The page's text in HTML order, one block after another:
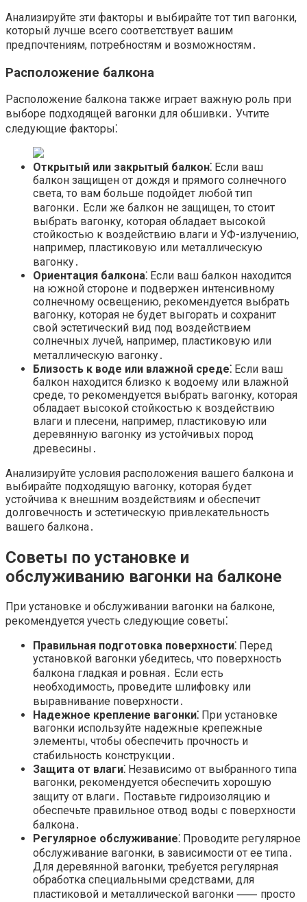
Анализируйте эти факторы и выбирайте тот тип вагонки,
который лучше всего соответствует вашим
предпочтениям, потребностям и возможностям․
Расположение балкона
Расположение балкона также играет важную роль при
выборе подходящей вагонки для обшивки․ Учтите
следующие факторы⁚
Открытый или закрытый балкон⁚ Если ваш
балкон защищен от дождя и прямого солнечного
света, то вам больше подойдет любой тип
вагонки․ Если же балкон не защищен, то стоит
выбрать вагонку, которая обладает высокой
стойкостью к воздействию влаги и УФ-излучению,
например, пластиковую или металлическую
вагонку․
Ориентация балкона⁚ Если ваш балкон находится
на южной стороне и подвержен интенсивному
солнечному освещению, рекомендуется выбрать
вагонку, которая не будет выгорать и сохранит
свой эстетический вид под воздействием
солнечных лучей, например, пластиковую или
металлическую вагонку․
Близость к воде или влажной среде⁚ Если ваш
балкон находится близко к водоему или влажной
среде, то рекомендуется выбрать вагонку, которая
обладает высокой стойкостью к воздействию
влаги и плесени, например, пластиковую или
деревянную вагонку из устойчивых пород
древесины․
Анализируйте условия расположения вашего балкона и
выбирайте подходящую вагонку, которая будет
устойчива к внешним воздействиям и обеспечит
долговечность и эстетическую привлекательность
вашего балкона․
Советы по установке и
обслуживанию вагонки на балконе
При установке и обслуживании вагонки на балконе,
рекомендуется учесть следующие советы⁚
Правильная подготовка поверхности⁚ Перед
установкой вагонки убедитесь, что поверхность
балкона гладкая и ровная․ Если есть
необходимость, проведите шлифовку или
выравнивание поверхности․
Надежное крепление вагонки⁚ При установке
вагонки используйте надежные крепежные
элементы, чтобы обеспечить прочность и
стабильность конструкции․
Защита от влаги⁚ Независимо от выбранного типа
вагонки, рекомендуется обеспечить хорошую
защиту от влаги․ Поставьте гидроизоляцию и
обеспечьте правильное отвод воды с поверхности
балкона․
Регулярное обслуживание⁚ Проводите регулярное
обслуживание вагонки, в зависимости от ее типа․
Для деревянной вагонки, требуется регулярная
обработка специальными средствами, для
пластиковой и металлической вагонки ⸺ просто